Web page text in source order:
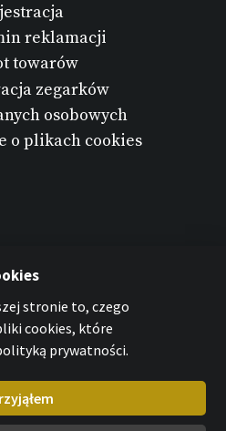
reklamacji
towarów
zegarków
osobowych
o plikach cookies
stronie to, czego
cookies, które
prywatności.